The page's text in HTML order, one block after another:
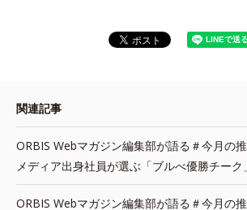
関連記事
ORBIS Webマガジン編集部が語る＃今月の
メディア出身社員が選ぶ「ブルべ優勝チーク」
ORBIS Webマガジン編集部が語る＃今月の